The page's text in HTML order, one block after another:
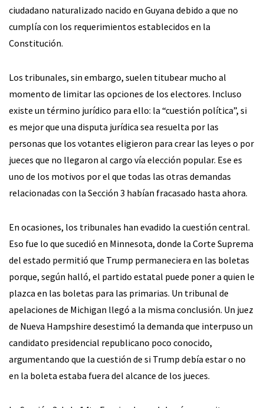
ciudadano naturalizado nacido en Guyana debido a que no
cumplía con los requerimientos establecidos en la
Constitución.
Los tribunales, sin embargo, suelen titubear mucho al
momento de limitar las opciones de los electores. Incluso
existe un término jurídico para ello: la “cuestión política”, si
es mejor que una disputa jurídica sea resuelta por las
personas que los votantes eligieron para crear las leyes o por
jueces que no llegaron al cargo vía elección popular. Ese es
uno de los motivos por el que todas las otras demandas
relacionadas con la Sección 3 habían fracasado hasta ahora.
En ocasiones, los tribunales han evadido la cuestión central.
Eso fue lo que sucedió en Minnesota, donde la Corte Suprema
del estado permitió que Trump permaneciera en las boletas
porque, según halló, el partido estatal puede poner a quien le
plazca en las boletas para las primarias. Un tribunal de
apelaciones de Michigan llegó a la misma conclusión. Un juez
de Nueva Hampshire desestimó la demanda que interpuso un
candidato presidencial republicano poco conocido,
argumentando que la cuestión de si Trump debía estar o no
en la boleta estaba fuera del alcance de los jueces.